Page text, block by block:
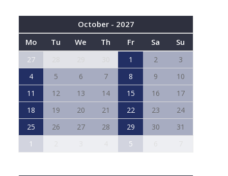
October - 2027
Mo
Tu We Th Fr Sa Su
27 1 2
3
4
5 6 7 8 9
10
11
12 13 14 15 16
17
18
19 20 21 22 23
24
25
26 27 28 29 30
31
1
5